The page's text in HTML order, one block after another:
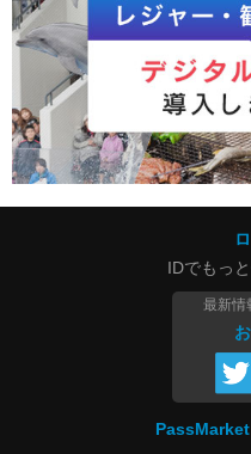
IDでもっ
最新情
PassMarket